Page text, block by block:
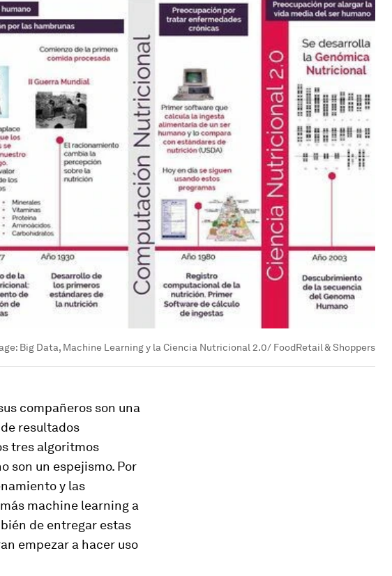
Big Data, Machine Learning y la Ciencia Nutricional 2.0/ FoodRetail & Shoppers
compañeros son una
resultados
tres algoritmos
son un espejismo. Por
y las
machine learning a
de entregar estas
empezar a hacer uso